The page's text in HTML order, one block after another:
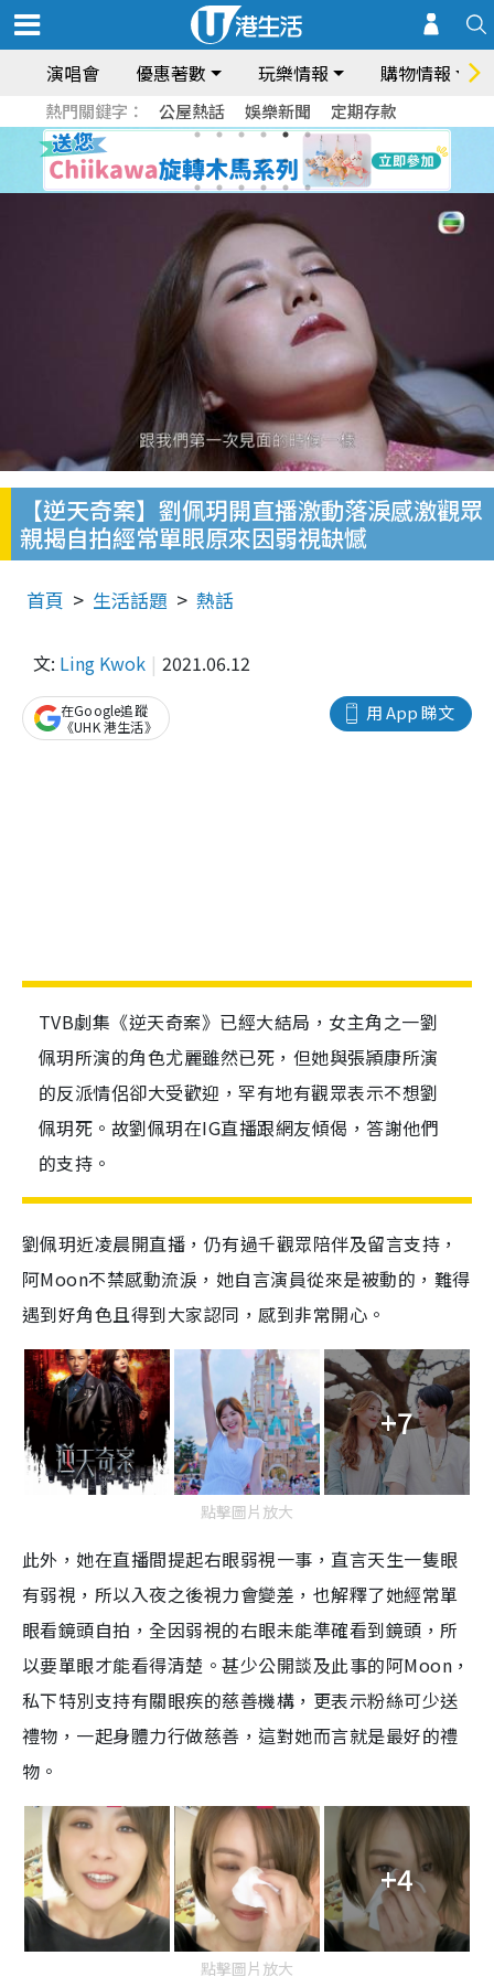
演唱會 優惠著數 玩樂情報 購物情報
熱門關鍵字： 公屋熱話 娛樂新聞 定期存款
【逆天奇案】劉佩玥開直播激動落淚感激觀眾
親揭自拍經常單眼原來因弱視缺憾
首頁 生活話題 熱話
文: Ling Kwok 2021.06.12
用 App 睇文
在Google追蹤
《UHK 港生活》
TVB劇集《逆天奇案》已經大結局，女主角之一劉
佩玥所演的角色尤麗雖然已死，但她與張頴康所演
的反派情侶卻大受歡迎，罕有地有觀眾表示不想劉
佩玥死。故劉佩玥在IG直播跟網友傾偈，答謝他們
的支持。
劉佩玥近凌晨開直播，仍有過千觀眾陪伴及留言支持，
阿Moon不禁感動流淚，她自言演員從來是被動的，難得
遇到好角色且得到大家認同，感到非常開心。
+7
點擊圖片放大
此外，她在直播間提起右眼弱視一事，直言天生一隻眼
有弱視，所以入夜之後視力會變差，也解釋了她經常單
眼看鏡頭自拍，全因弱視的右眼未能準確看到鏡頭，所
以要單眼才能看得清楚。甚少公開談及此事的阿Moon，
私下特別支持有關眼疾的慈善機構，更表示粉絲可少送
禮物，一起身體力行做慈善，這對她而言就是最好的禮
物。
+4
點擊圖片放大